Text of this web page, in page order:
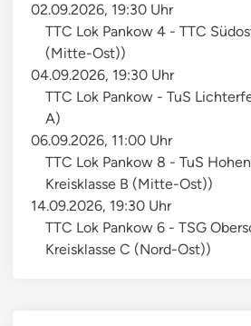
02.09.2026, 19:30 Uhr
TTC Lok Pankow 4 - TTC
(Mitte-Ost))
04.09.2026, 19:30 Uhr
TTC Lok Pankow - TuS
A)
06.09.2026, 11:00 Uhr
TTC Lok Pankow 8 - TuS
Kreisklasse B (Mitte-Ost))
14.09.2026, 19:30 Uhr
TTC Lok Pankow 6 - TSG
Kreisklasse C (Nord-Ost))